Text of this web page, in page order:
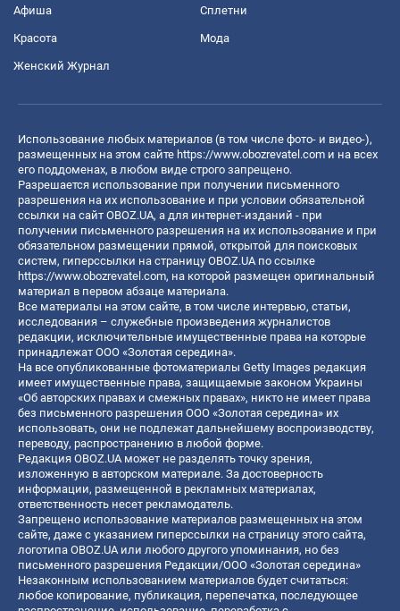
Афиша Сплетни
Красота Мода
Женский Журнал
Использование любых материалов (в том числе фото- и видео-),
размещенных на этом сайте https://www.obozrevatel.com и на всех
его поддоменах, в любом виде строго запрещено.
Разрешается использование при получении письменного
разрешения на их использование и при условии обязательной
ссылки на сайт OBOZ.UA, а для интернет-изданий - при
получении письменного разрешения на их использование и при
обязательном размещении прямой, открытой для поисковых
систем, гиперссылки на страницу OBOZ.UA по ссылке
https://www.obozrevatel.com, на которой размещен оригинальный
материал в первом абзаце материала.
Все материалы на этом сайте, в том числе интервью, статьи,
исследования – служебные произведения журналистов
редакции, исключительные имущественные права на которые
принадлежат ООО «Золотая середина».
На все опубликованные фотоматериалы Getty Images редакция
имеет имущественные права, защищаемые законом Украины
«Об авторских правах и смежных правах», никто не имеет права
без письменного разрешения ООО «Золотая середина» их
использовать, они не подлежат дальнейшему воспроизводству,
переводу, распространению в любой форме.
Редакция OBOZ.UA может не разделять точку зрения,
изложенную в авторском материале. За достоверность
информации, размещенной в рекламных материалах,
ответственность несет рекламодатель.
Запрещено использование материалов размещенных на этом
сайте, даже с указанием гиперссылки на страницу этого сайта,
логотипа OBOZ.UA или любого другого упоминания, но без
письменного разрешения Редакции/ООО «Золотая середина»
Незаконным использованием материалов будет считаться:
любое копирование, публикация, перепечатка, последующее